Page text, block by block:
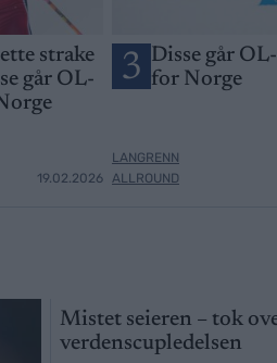
strake
går OL-
19.02.2026
3 Disse går
for Norge
LANGRENN
ALLROUND
Mistet seieren – tok
verdenscupledelsen